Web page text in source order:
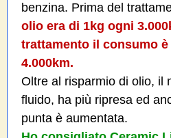
benzina. Prima del
olio era di 1kg ogni
trattamento il consumo
4.000km.
Oltre al risparmio di olio, il
fluido, ha più ripresa ed
punta è aumentata.